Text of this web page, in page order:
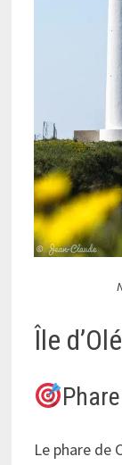
Île
Le phare de